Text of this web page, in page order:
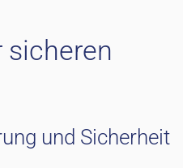
sicheren
und Sicherheit